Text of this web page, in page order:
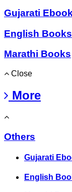
Gujarati
English Books
Marathi Books
Close
More
Others
Gujarati
English